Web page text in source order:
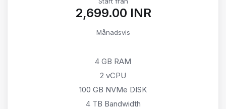
₹2,699.00 INR
Månadsvis
4 GB RAM
2 vCPU
100 GB NVMe DISK
4 TB Bandwidth